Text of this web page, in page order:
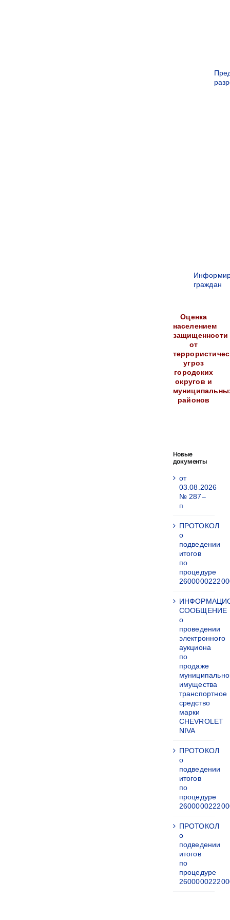
граждан
Оценка
населением
защищенности
от
угроз
городских
округов и
районов
Новые
документы
от
03.08.2026
№ 287–
п
ПРОТОКОЛ
о
подведении
итогов
по
процедуре
СООБЩЕНИЕ
о
проведении
электронного
аукциона
по
продаже
имущества
транспортное
средство
марки
CHEVROLET
NIVA
ПРОТОКОЛ
о
подведении
итогов
по
процедуре
ПРОТОКОЛ
о
подведении
итогов
по
процедуре